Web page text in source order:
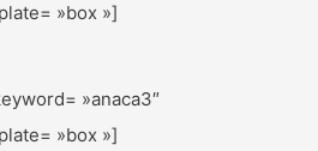
»box »]
»anaca3″
»box »]